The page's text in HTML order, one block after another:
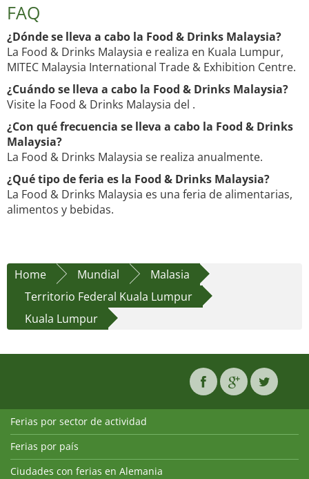
FAQ
¿Dónde se lleva a cabo la Food & Drinks Malaysia?
La Food & Drinks Malaysia e realiza en Kuala Lumpur,
MITEC Malaysia International Trade & Exhibition Centre.
¿Cuándo se lleva a cabo la Food & Drinks Malaysia?
Visite la Food & Drinks Malaysia del .
¿Con qué frecuencia se lleva a cabo la Food & Drinks
Malaysia?
La Food & Drinks Malaysia se realiza anualmente.
¿Qué tipo de feria es la Food & Drinks Malaysia?
La Food & Drinks Malaysia es una feria de alimentarias,
alimentos y bebidas.
Home Mundial
Malasia
Territorio Federal Kuala Lumpur
Kuala Lumpur
Ferias por sector de actividad
Ferias por país
Ciudades con ferias en Alemania